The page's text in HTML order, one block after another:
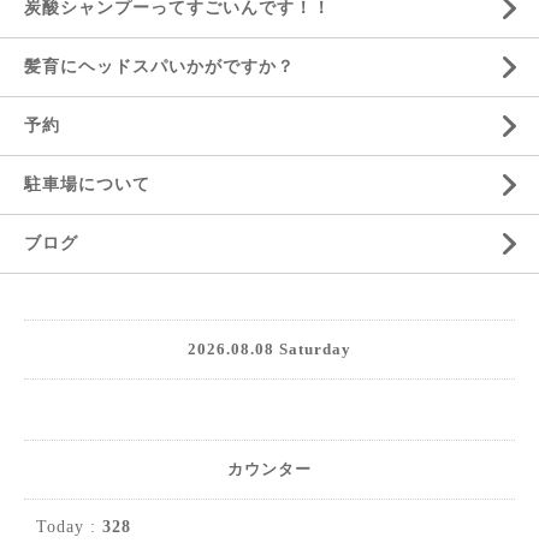
炭酸シャンプーってすごいんです！！
髪育にヘッドスパいかがですか？
予約
駐車場について
ブログ
2026.08.08 Saturday
カウンター
Today : 328